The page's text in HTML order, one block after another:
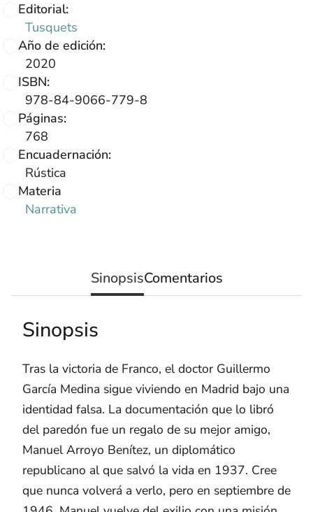
Editorial:
Tusquets
Año de edición:
2020
ISBN:
978-84-9066-779-8
Páginas:
768
Encuadernación:
Rústica
Materia
Narrativa
SinopsisComentarios
Sinopsis
Tras la victoria de Franco, el doctor Guillermo
García Medina sigue viviendo en Madrid bajo una
identidad falsa. La documentación que lo libró
del paredón fue un regalo de su mejor amigo,
Manuel Arroyo Benítez, un diplomático
republicano al que salvó la vida en 1937. Cree
que nunca volverá a verlo, pero en septiembre de